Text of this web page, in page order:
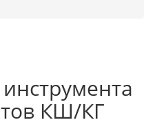
КШ/КГ